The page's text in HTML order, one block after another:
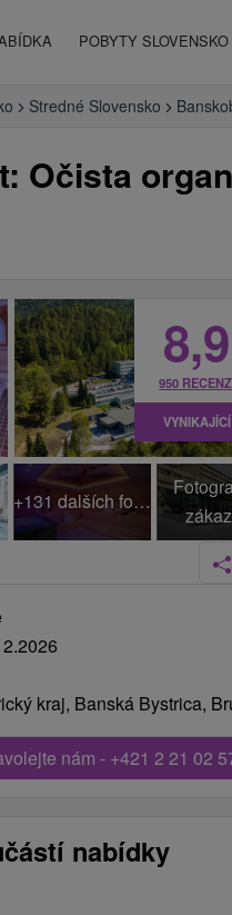
POBYTY SLOVENSKO
Stredné Slovensko
Očista
+131 dalších fotek
8,9
950
VYNIKAJÍCÍ
kraj, Banská Bystrica,
nám - +421 2 21 02
nabídky